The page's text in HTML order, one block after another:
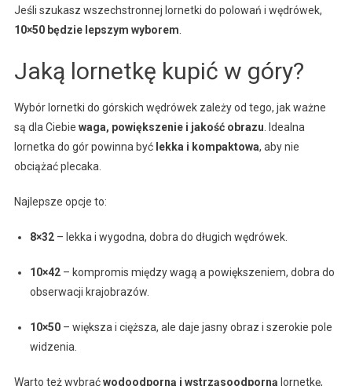
Jeśli szukasz wszechstronnej lornetki do polowań i wędrówek,
10×50 będzie lepszym wyborem.
Jaką lornetkę kupić w góry?
Wybór lornetki do górskich wędrówek zależy od tego, jak ważne
są dla Ciebie waga, powiększenie i jakość obrazu. Idealna
lornetka do gór powinna być lekka i kompaktowa, aby nie
obciążać plecaka.
Najlepsze opcje to:
8×32– lekka i wygodna, dobra do długich wędrówek.
10×42– kompromis między wagą a powiększeniem, dobra do
obserwacji krajobrazów.
10×50– większa i cięższa, ale daje jasny obraz i szerokie pole
widzenia.
Warto też wybraćwodoodporną i wstrząsoodporną lornetkę,